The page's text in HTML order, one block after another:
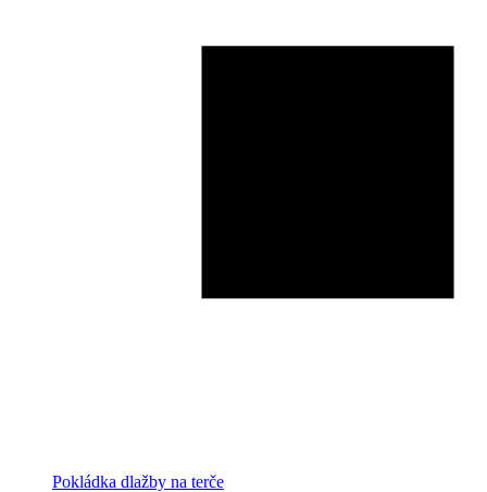
Pokládka dlažby na terče